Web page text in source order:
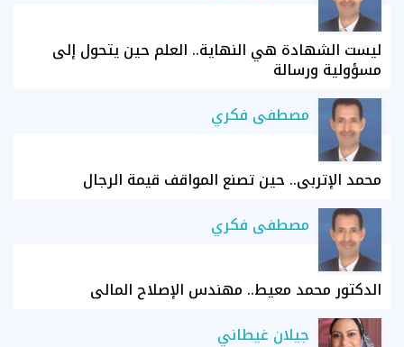
ليست الشهادة هي النهاية.. العلم حين يتحول إلى
مسؤولية ورسالة
مصطفى فكري
محمد الإتربي.. حين تصنع المواقف قيمة الرجال
مصطفى فكري
الدكتور محمد معيط.. مهندس الإصلاح المالي
جيلان غيطاني